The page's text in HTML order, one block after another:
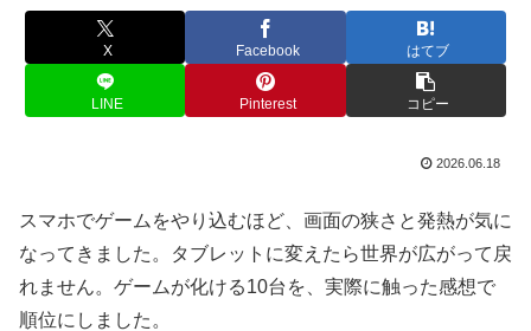
X Facebook はてブ
LINE Pinterest コピー
2026.06.18
スマホでゲームをやり込むほど、画面の狭さと発熱が気に
なってきました。タブレットに変えたら世界が広がって戻
れません。ゲームが化ける10台を、実際に触った感想で
順位にしました。